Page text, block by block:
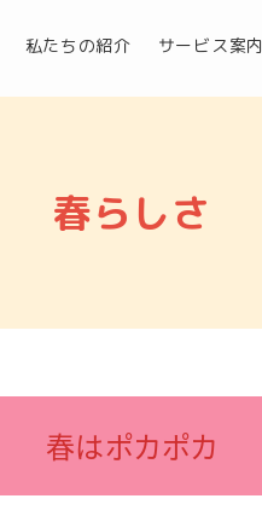
私たちの紹介 サービス案内
春らしさ
春はポカポカ